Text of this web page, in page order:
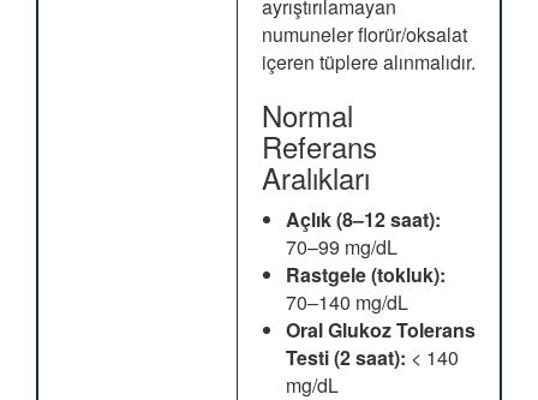
ayrıştırılamayan
numuneler florür/oksalat
içeren tüplere alınmalıdır.
Normal
Referans
Aralıkları
Açlık (8–12 saat):
70–99 mg/dL
Rastgele (tokluk):
70–140 mg/dL
Oral Glukoz Tolerans
Testi (2 saat): < 140
mg/dL